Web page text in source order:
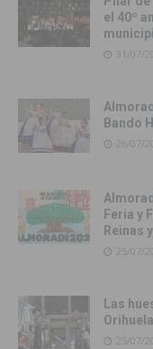
el 40º
31/07/
Bando
26/07/
Feria y
Reinas
25/07/
Las
25/07/